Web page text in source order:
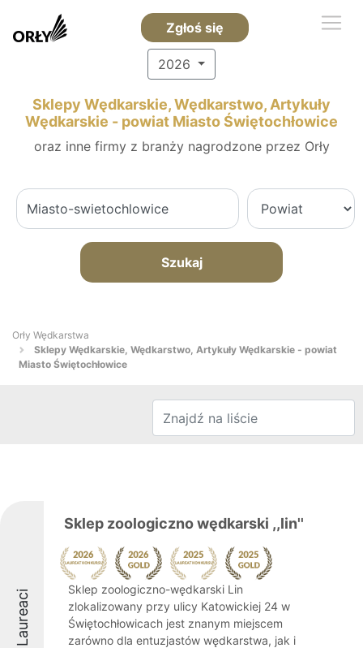
Zgłoś się
2026
Sklepy Wędkarskie, Wędkarstwo, Artykuły
Wędkarskie - powiat Miasto Świętochłowice
oraz inne firmy z branży nagrodzone przez Orły
Szukaj
Orły Wędkarstwa
Sklepy Wędkarskie, Wędkarstwo, Artykuły Wędkarskie - powiat
Miasto Świętochłowice
Laureaci
Sklep zoologiczno wędkarski ,,lin''
Sklep zoologiczno-wędkarski Lin
zlokalizowany przy ulicy Katowickiej 24 w
Świętochłowicach jest znanym miejscem
zarówno dla entuzjastów wędkarstwa, jak i